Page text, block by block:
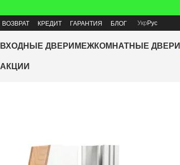
ВОЗВРАТ КРЕДИТ ГАРАНТИЯ БЛОГ Укр Рус
ВХОДНЫЕ ДВЕРИ МЕЖКОМНАТНЫЕ ДВЕРИ
АКЦИИ